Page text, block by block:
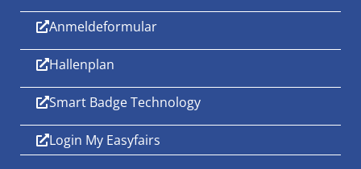
Anmeldeformular
Hallenplan
Smart Badge Technology
Login My Easyfairs